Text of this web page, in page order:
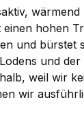
hohen
und bürstet
und
weil wir
wir